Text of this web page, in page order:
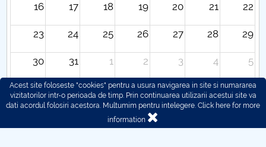
16 17 18 19 20 21 22
23 24 25 26 27 28 29
30 31 1 2 3 4 5
Acest site foloseste "cookies" pentru a usura navigarea in site si numararea
vizitatorilor intr-o perioada de timp. Prin continuarea utilizarii acestui site va
dati acordul folosiri acestora. Multumim pentru intelegere. Click here for more
information